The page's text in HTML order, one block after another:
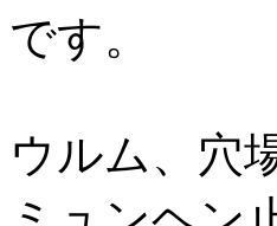
です。
ウルム、穴